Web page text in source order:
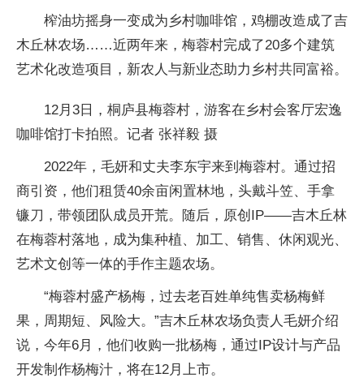
榨油坊摇身一变成为乡村咖啡馆，鸡棚改造成了吉
木丘林农场……近两年来，梅蓉村完成了20多个建筑
艺术化改造项目，新农人与新业态助力乡村共同富裕。
12月3日，桐庐县梅蓉村，游客在乡村会客厅宏逸
咖啡馆打卡拍照。记者 张祥毅 摄
2022年，毛妍和丈夫李东宇来到梅蓉村。通过招
商引资，他们租赁40余亩闲置林地，头戴斗笠、手拿
镰刀，带领团队成员开荒。随后，原创IP——吉木丘林
在梅蓉村落地，成为集种植、加工、销售、休闲观光、
艺术文创等一体的手作主题农场。
“梅蓉村盛产杨梅，过去老百姓单纯售卖杨梅鲜
果，周期短、风险大。”吉木丘林农场负责人毛妍介绍
说，今年6月，他们收购一批杨梅，通过IP设计与产品
开发制作杨梅汁，将在12月上市。